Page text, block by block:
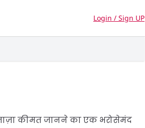
Login / Sign UP
कीमत जानने का एक भरोसेमंद